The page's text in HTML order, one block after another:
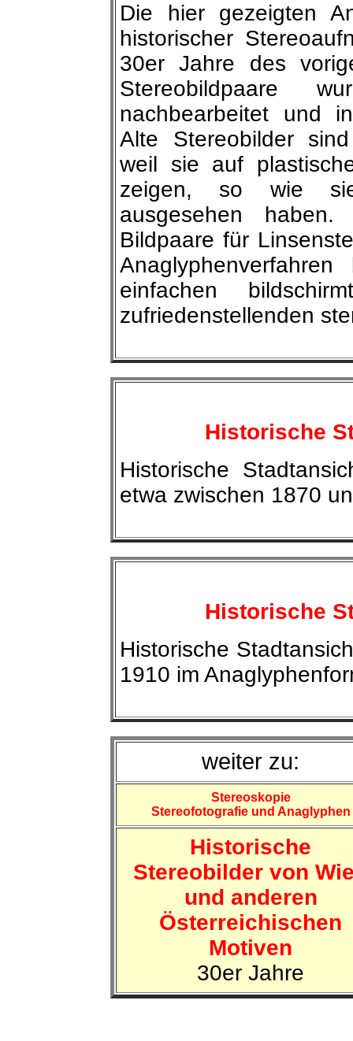
Die hier gezeigten
historischer
30er Jahre des
Stereobildpaare
nachbearbeitet und
Alte Stereobilder
weil sie auf
zeigen, so wie
ausgesehen
Bildpaare für
einfachen
zufriedenstellenden
Historische
Historische
etwa zwischen 1870
Historische
Historische
1910 im
weiter zu:
Stereoskopie
Stereofotografie und Anaglyphen
Historische
Stereobilder von
und anderen
Österreichischen
Motiven
30er Jahre